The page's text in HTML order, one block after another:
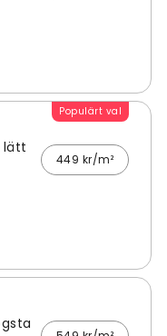
Populärt val
lätt
449 kr/m²